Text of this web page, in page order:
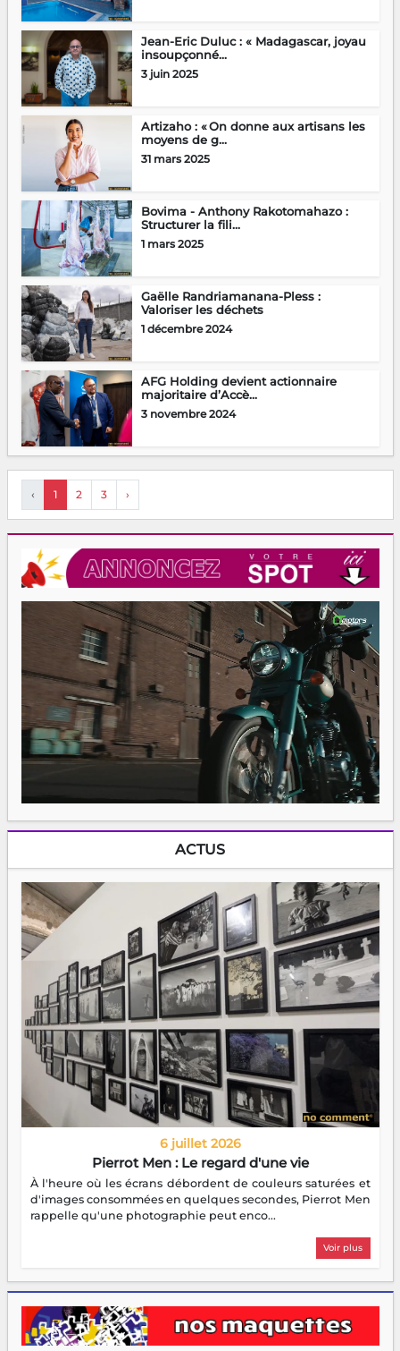
Jean-Eric Duluc : « Madagascar, joyau
insoupçonné...
3 juin 2025
Artizaho : « On donne aux artisans les
moyens de g...
31 mars 2025
Bovima - Anthony Rakotomahazo :
Structurer la fili...
1 mars 2025
Gaëlle Randriamanana-Pless :
Valoriser les déchets
1 décembre 2024
AFG Holding devient actionnaire
majoritaire d’Accè...
3 novembre 2024
‹ 1 2 3 ›
ACTUS
6 juillet 2026
Pierrot Men : Le regard d'une vie
À l'heure où les écrans débordent de couleurs saturées et
d'images consommées en quelques secondes, Pierrot Men
rappelle qu'une photographie peut enco...
Voir plus